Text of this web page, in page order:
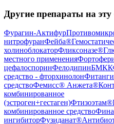
Другие препараты на эту
Фурагин-Актифур
нитрофуранФейба®
холиноблокаторФликсоназе®
местного применения
цефалоспоринФелодипинБМКК
средство - фторхинолон
средствоФемисс® Анжета®
комбинированное
(эстроген+гестаген)Фтизоэтам®
комбинированное средство
ингибиторФузиданат®